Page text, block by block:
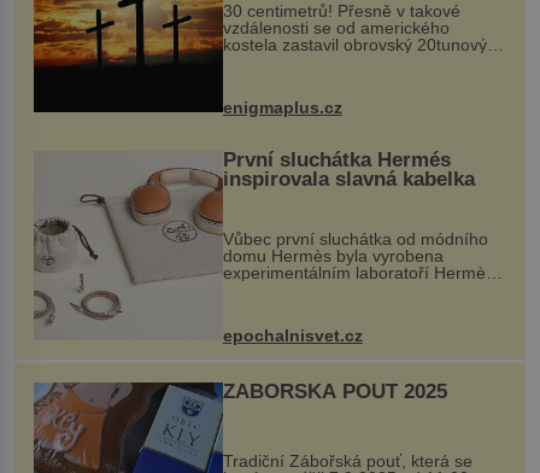
30 centimetrů! Přesně v takové
vzdálenosti se od amerického
kostela zastavil obrovský 20tunový
...
enigmaplus.cz
První sluchátka Hermés
inspirovala slavná kabelka
Vůbec první sluchátka od módního
domu Hermès byla vyrobena
experimentálním laboratoří Hermès
kovový...
epochalnisvet.cz
ZÁBOŘSKÁ POUŤ 2025
Tradiční Zábořská pouť, která se